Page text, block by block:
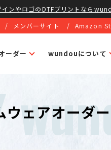
ンやロゴのDTFプリントなら
ーダー wundouについて
メンバーサイト Amazon
ェアオーダ